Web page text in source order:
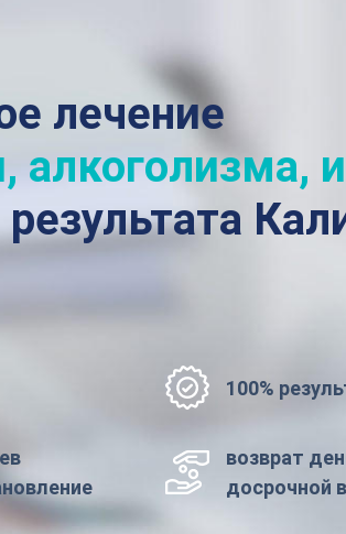
лечение
алкоголизма,
100%
возврат
досрочной